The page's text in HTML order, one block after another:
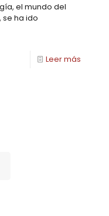
el mundo del
se ha ido
Leer más